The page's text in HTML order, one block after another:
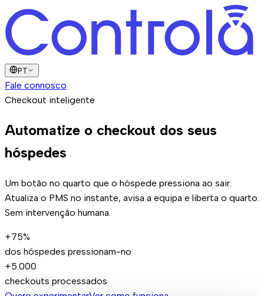
PT
Fale connosco
Checkout inteligente
Automatize o checkout dos seus
hóspedes
Um botão no quarto que o hóspede pressiona ao sair.
Atualiza o PMS no instante, avisa a equipa e liberta o quarto.
Sem intervenção humana.
+75%
dos hóspedes pressionam-no
+5.000
checkouts processados